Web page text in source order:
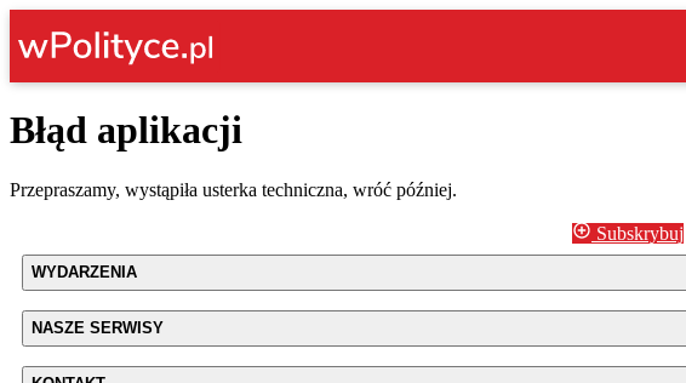
Błąd aplikacji
Przepraszamy, wystąpiła usterka techniczna, wróć później.
Subskrybuj
WYDARZENIA
NASZE SERWISY